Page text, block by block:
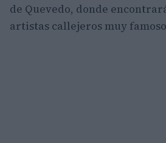
de Quevedo, donde
artistas callejeros muy